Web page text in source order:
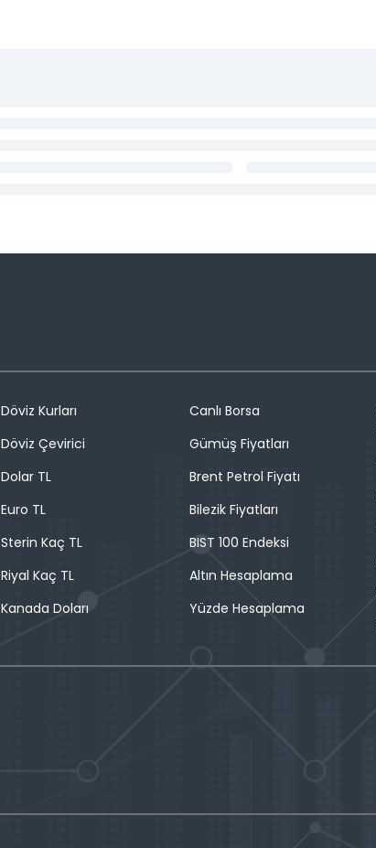
Döviz Kurları
Döviz Çevirici
Dolar TL
Euro TL
Sterin Kaç TL
Riyal Kaç TL
Kanada Doları
Canlı Borsa
Gümüş Fiyatları
Brent Petrol Fiyatı
Bilezik Fiyatları
BIST 100 Endeksi
Altın Hesaplama
Yüzde Hesaplama